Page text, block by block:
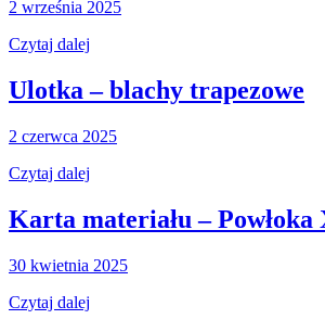
2 września 2025
Czytaj dalej
Ulotka – blachy trapezowe
2 czerwca 2025
Czytaj dalej
Karta materiału – Powłoka
30 kwietnia 2025
Czytaj dalej